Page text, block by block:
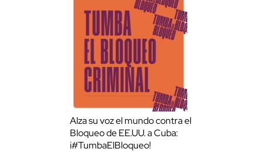
Alza su voz el mundo contra el
Bloqueo de EE.UU. a Cuba:
¡#TumbaElBloqueo!